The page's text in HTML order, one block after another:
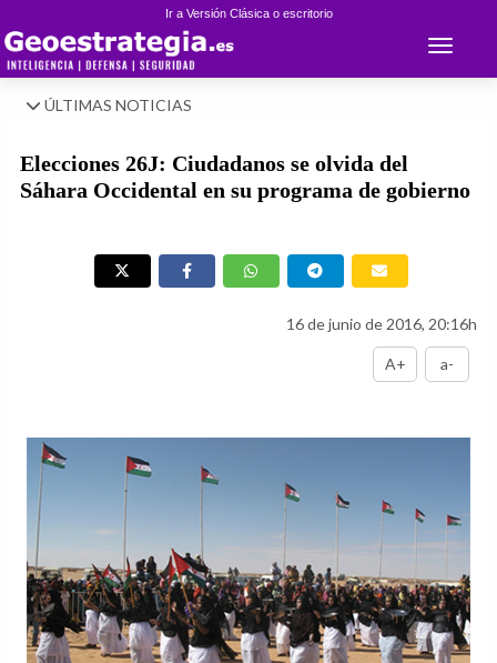
Ir a Versión Clásica o escritorio
Toggle
ÚLTIMAS NOTICIAS
Elecciones 26J: Ciudadanos se olvida del
Sáhara Occidental en su programa de gobierno
16 de junio de 2016, 20:16h
A+ a-